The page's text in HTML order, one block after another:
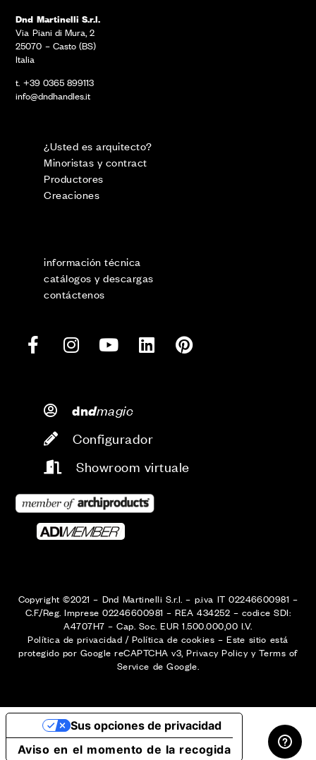
ÁREA RESERVADA
Dnd Martinelli S.r.l.
Via Piani di Mura, 2
25070 – Casto (BS)
Italia
t. +39 0365 899113
info@dndhandles.it
¿Usted es arquitecto?
Minoristas y contract
Productores
Creaciones
información técnica
catálogos y descargas
contáctenos
dndmagic
Configurador
Showroom virtuale
Copyright ©2021 – Dnd Martinelli S.r.l. – p.iva IT 02246600981 –
C.F./Reg. Imprese 02246600981 – REA 434252 – codice SDI:
A4707H7 – Cap. Soc. EUR 1.500.000,00 I.V.
Política de privacidad / Política de cookies –Este sitio está
protegido por Google reCAPTCHA v3, Privacy Policyy Terms of
Service de Google.
Aviso en el momento de la recogida
Sus opciones de privacidad